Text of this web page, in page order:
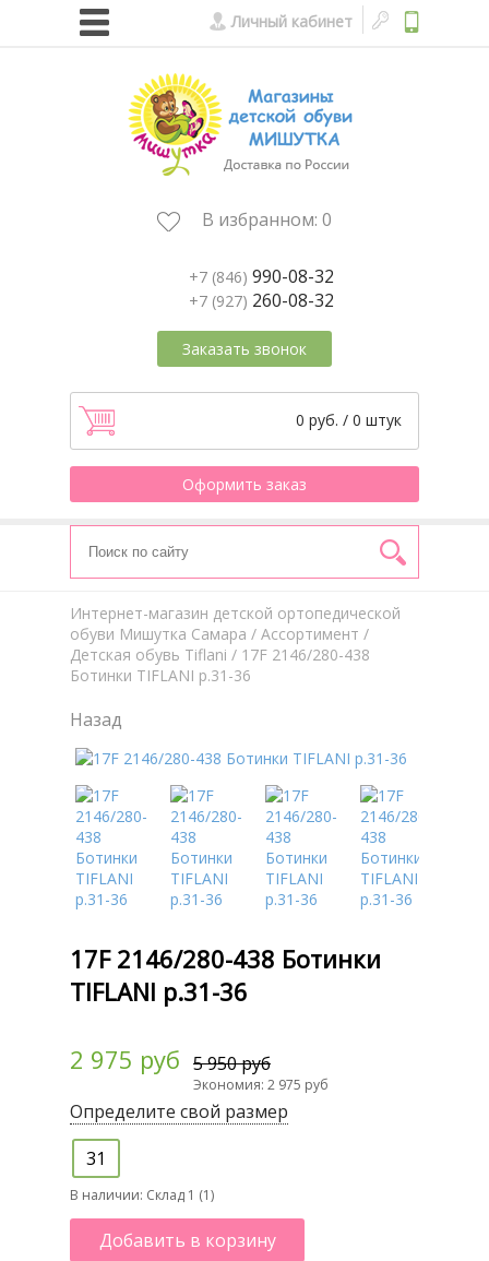
Личный кабинет
В избранном: 0
+7 (846) 990-08-32
+7 (927) 260-08-32
Заказать звонок
0 руб. / 0 штук
Оформить заказ
Интернет-магазин детской ортопедической
обуви Мишутка Самара / Aссортимент /
Детская обувь Tiflani / 17F 2146/280-438
Ботинки TIFLANI р.31-36
Назад
17F 2146/280-438 Ботинки
TIFLANI р.31-36
2 975 руб 5 950 руб
Экономия: 2 975 руб
Определите свой размер
31
В наличии: Склад 1 (1)
Добавить в корзину